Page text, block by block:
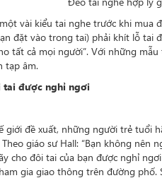
vài kiểu tai nghe trước khi mua
đặt vào trong tai) phải khít lỗ tai
tất cả mọi người”. Với những
tạp âm.
tai được nghỉ ngơi
giới đề xuất, những người trẻ tuổi
giáo sư Hall: “Bạn không nên
cho đôi tai của bạn được nghỉ
gia giao thông trên đường phố.